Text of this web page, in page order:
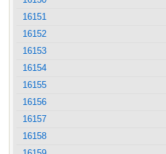
16151
16152
16153
16154
16155
16156
16157
16158